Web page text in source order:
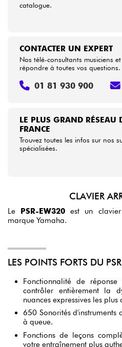
catalogue.
LE PLUS GRAND RÉSEAU
FRANCE
Trouvez toutes les infos sur nos
spécialisées.
CONTACTER UN EXPERT
Nos télé-consultants musiciens
répondre à toutes vos questions.
01 81 930 900
CLAVIER
Le PSR-EW320 est un
marque Yamaha.
LES POINTS FORTS DU
Fonctionnalité de
contrôler entièrement la
nuances expressives les plus
650 Sonorités d'instruments
à queue.
Fonctions de leçons
votre entraînement plus